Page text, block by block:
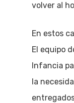
volver al
En estos
El equipo
Infancia
la